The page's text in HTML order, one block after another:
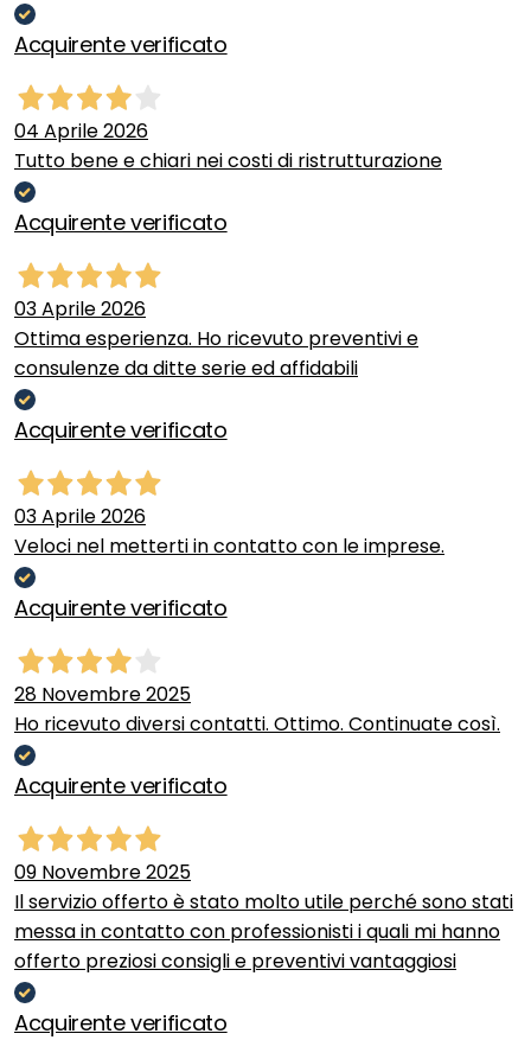
Acquirente verificato
04 Aprile 2026
Tutto bene e chiari nei costi di ristrutturazione
Acquirente verificato
03 Aprile 2026
Ottima esperienza. Ho ricevuto preventivi e
consulenze da ditte serie ed affidabili
Acquirente verificato
03 Aprile 2026
Veloci nel metterti in contatto con le imprese.
Acquirente verificato
28 Novembre 2025
Ho ricevuto diversi contatti. Ottimo. Continuate così.
Acquirente verificato
09 Novembre 2025
Il servizio offerto è stato molto utile perché sono stati
messa in contatto con professionisti i quali mi hanno
offerto preziosi consigli e preventivi vantaggiosi
Acquirente verificato